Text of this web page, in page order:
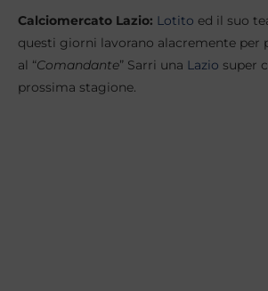
Calciomercato Lazio: Lotito ed il suo
questi giorni lavorano alacremente per
al “Comandante” Sarri una Lazio super
prossima stagione.